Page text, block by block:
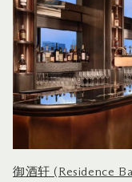
御酒轩 (Residence